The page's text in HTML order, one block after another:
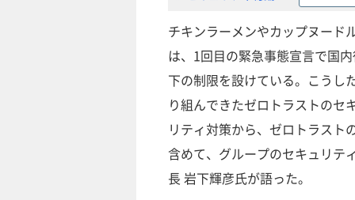
チキンラーメンやカップヌード
は、1回目の緊急事態宣言で国
下の制限を設けている。こうし
り組んできたゼロトラストのセ
リティ対策から、ゼロトラスト
含めて、グループのセキュリテ
長 岩下輝彦氏が語った。